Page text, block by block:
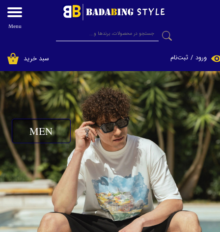
۰ سبد خرید ورود / ثبت‌نام
تغییر گذر واژه
سفارشات
خروج از حساب کاربری
Menu
MEN